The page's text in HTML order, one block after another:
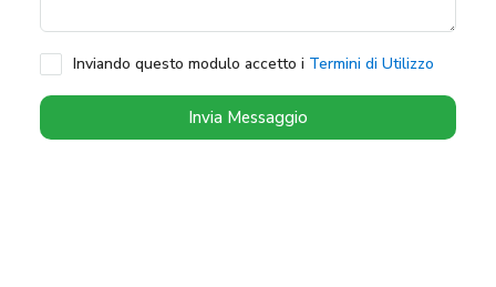
Inviando questo modulo accetto i Termini di Utilizzo
Invia Messaggio